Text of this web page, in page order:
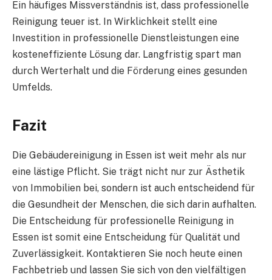
Ein häufiges Missverständnis ist, dass professionelle
Reinigung teuer ist. In Wirklichkeit stellt eine
Investition in professionelle Dienstleistungen eine
kosteneffiziente Lösung dar. Langfristig spart man
durch Werterhalt und die Förderung eines gesunden
Umfelds.
Fazit
Die Gebäudereinigung in Essen ist weit mehr als nur
eine lästige Pflicht. Sie trägt nicht nur zur Ästhetik
von Immobilien bei, sondern ist auch entscheidend für
die Gesundheit der Menschen, die sich darin aufhalten.
Die Entscheidung für professionelle Reinigung in
Essen ist somit eine Entscheidung für Qualität und
Zuverlässigkeit. Kontaktieren Sie noch heute einen
Fachbetrieb und lassen Sie sich von den vielfältigen